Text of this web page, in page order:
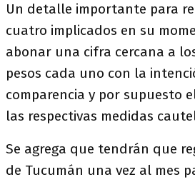
Un detalle importante para
cuatro implicados en su
abonar una cifra cercana a
pesos cada uno con la
comparencia y por supuesto
las respectivas medidas
Se agrega que tendrán que
de Tucumán una vez al mes